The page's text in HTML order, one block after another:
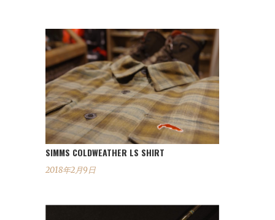
SIMMS COLDWEATHER LS SHIRT
2018年2月9日